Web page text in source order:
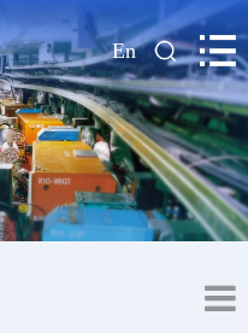
| En